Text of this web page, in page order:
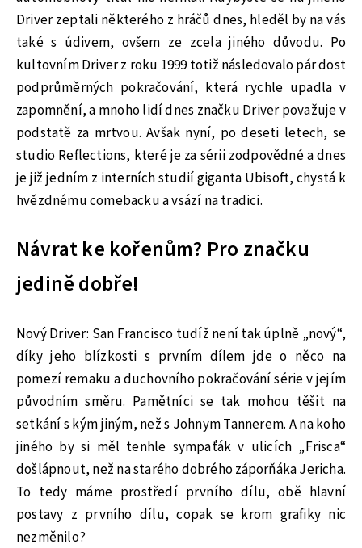
Driver zeptali některého z hráčů dnes, hleděl by na vás
také s údivem, ovšem ze zcela jiného důvodu. Po
kultovním Driver z roku 1999 totiž následovalo pár dost
podprůměrných pokračování, která rychle upadla v
zapomnění, a mnoho lidí dnes značku Driver považuje v
podstatě za mrtvou. Avšak nyní, po deseti letech, se
studio Reflections, které je za sérii zodpovědné a dnes
je již jedním z interních studií giganta Ubisoft, chystá k
hvězdnému comebacku a vsází na tradici.
Návrat ke kořenům? Pro značku
jedině dobře!
Nový Driver: San Francisco tudíž není tak úplně „nový“,
díky jeho blízkosti s prvním dílem jde o něco na
pomezí remaku a duchovního pokračování série v jejím
původním směru. Pamětníci se tak mohou těšit na
setkání s kým jiným, než s Johnym Tannerem. A na koho
jiného by si měl tenhle sympaťák v ulicích „Frisca“
došlápnout, než na starého dobrého záporňáka Jericha.
To tedy máme prostředí prvního dílu, obě hlavní
postavy z prvního dílu, copak se krom grafiky nic
nezměnilo?